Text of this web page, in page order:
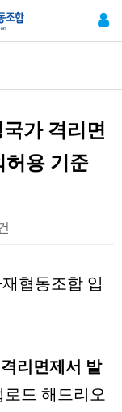
가 격리면
허용 기준
협동조합 입
리면제서 발
로드 해드리오